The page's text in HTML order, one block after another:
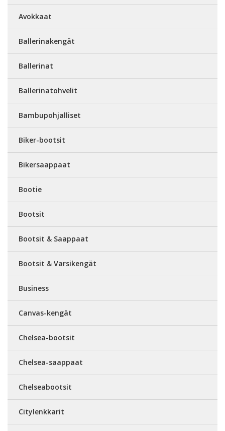
Avokkaat
Ballerinakengät
Ballerinat
Ballerinatohvelit
Bambupohjalliset
Biker-bootsit
Bikersaappaat
Bootie
Bootsit
Bootsit & Saappaat
Bootsit & Varsikengät
Business
Canvas-kengät
Chelsea-bootsit
Chelsea-saappaat
Chelseabootsit
Citylenkkarit